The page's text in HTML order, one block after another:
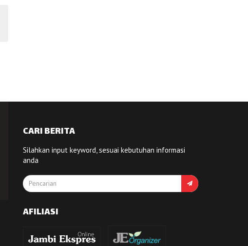
CARI BERITA
Silahkan input keyword, sesuai kebutuhan informasi
anda
AFILIASI